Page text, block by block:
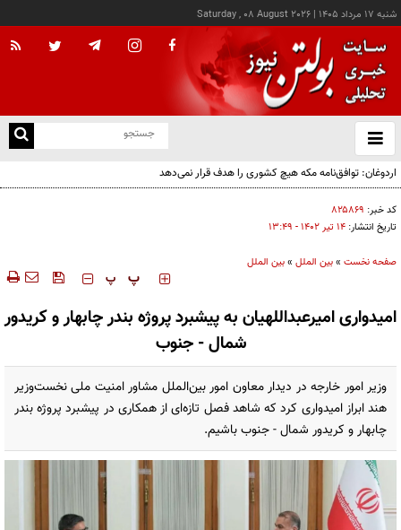
شنبه ۱۷ مرداد ۱۴۰۵ |
Saturday , 08 August 2026
باز
و
اردوغان: توافق‌نامه مکه هیچ کشوری را هدف قرار نمی‌دهد
کد خبر: ۸۲۵۸۶۹
تاریخ انتشار: ۱۴ تير ۱۴۰۲ - ۱۳:۴۹
صفحه نخست »بین الملل »بین الملل
‍‍‍ پ پ
امیدواری امیرعبداللهیان به پیشبرد پروژه بندر چابهار و کریدور
شمال - جنوب
وزیر امور خارجه در دیدار معاون امور بین‌الملل مشاور امنیت ملی نخست‌وزیر
هند ابراز امیدواری کرد که شاهد فصل تازه‌ای از همکاری در پیشبرد پروژه بندر
چابهار و کریدور شمال - جنوب باشیم.